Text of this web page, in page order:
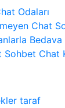
Odaları
Chat
Bedava
Sohbet Chat
taraf